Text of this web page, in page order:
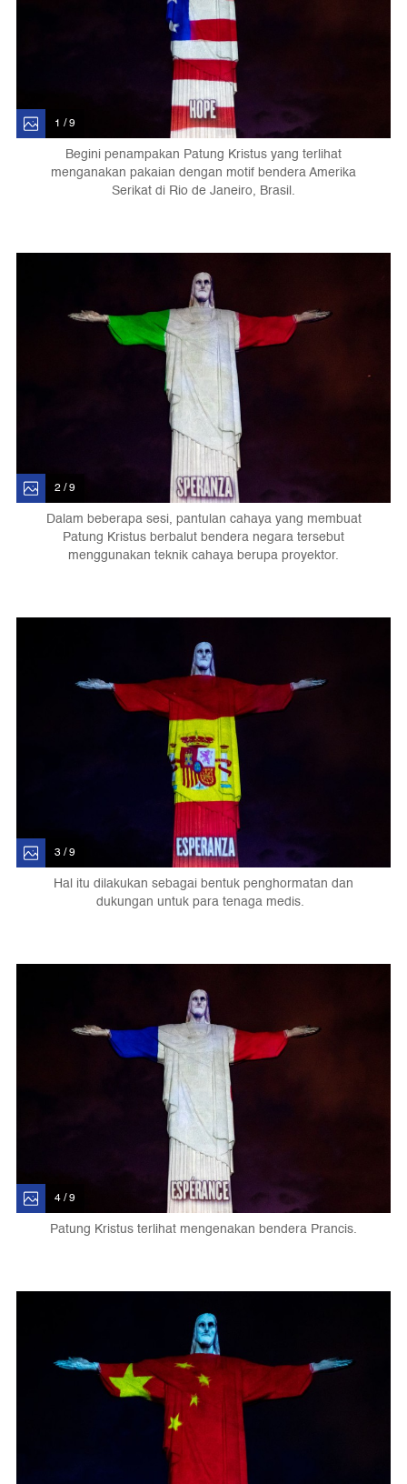
1 / 9
Begini penampakan Patung Kristus yang terlihat
menganakan pakaian dengan motif bendera Amerika
Serikat di Rio de Janeiro, Brasil.
2 / 9
Dalam beberapa sesi, pantulan cahaya yang membuat
Patung Kristus berbalut bendera negara tersebut
menggunakan teknik cahaya berupa proyektor.
3 / 9
Hal itu dilakukan sebagai bentuk penghormatan dan
dukungan untuk para tenaga medis.
4 / 9
Patung Kristus terlihat mengenakan bendera Prancis.